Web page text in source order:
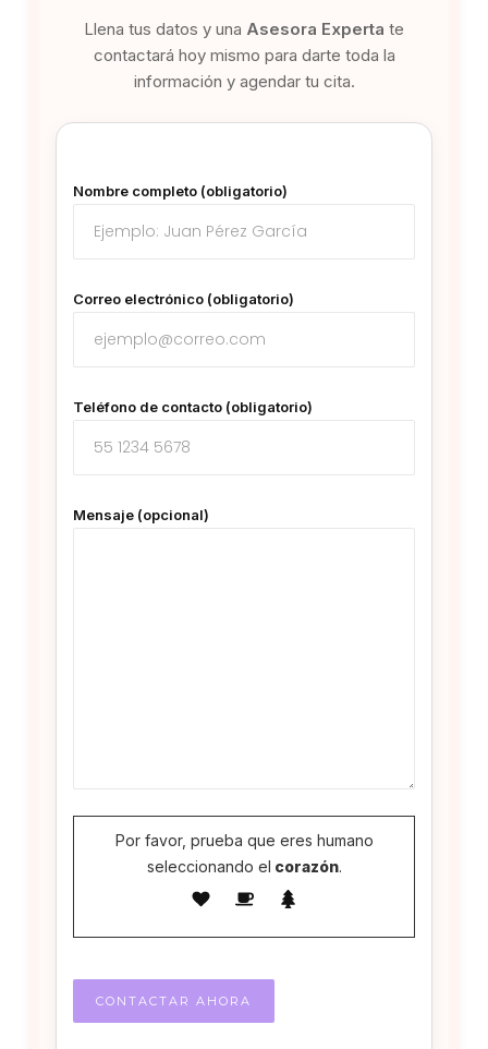
Llena tus datos y una Asesora Experta te
contactará hoy mismo para darte toda la
información y agendar tu cita.
Nombre completo (obligatorio)
Correo electrónico (obligatorio)
Teléfono de contacto (obligatorio)
Mensaje (opcional)
Por favor, prueba que eres humano
seleccionando el corazón.